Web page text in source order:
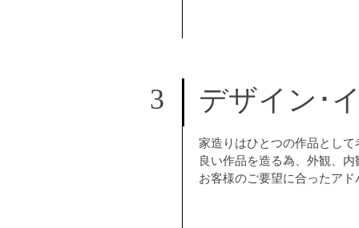
デザイン･
家造りはひとつの作品とし
良い作品を造る為、外観、
お客様のご要望に合ったア
3